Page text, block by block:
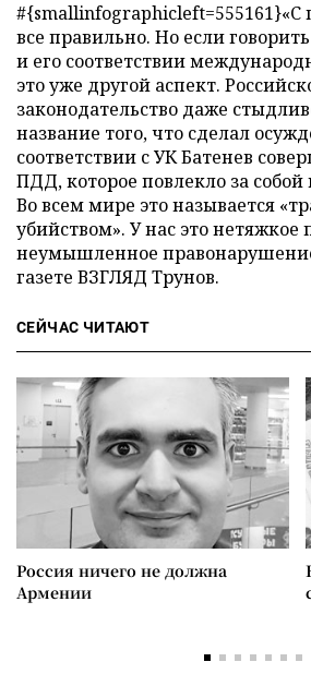
#{smallinfographicleft=555161}«С
все правильно. Но если
и его соответствии
это уже другой аспект.
законодательство даже
название того, что сделал
соответствии с УК Батенев
ПДД, которое повлекло за собой
Во всем мире это называется
убийством». У нас это нетяжкое
неумышленное
газете ВЗГЛЯД Трунов.
СЕЙЧАС ЧИТАЮТ
Россия ничего не должна
Армении